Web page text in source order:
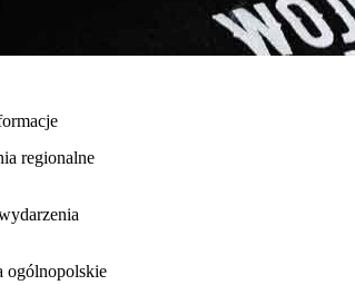
regionalne
ogólnopolskie